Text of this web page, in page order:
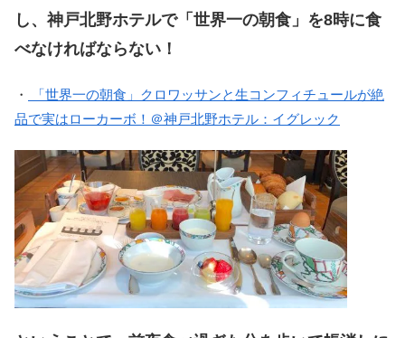
し、神戸北野ホテルで「世界一の朝食」を8時に食
べなければならない！
・
「世界一の朝食」クロワッサンと生コンフィチュールが絶
品で実はローカーボ！＠神戸北野ホテル：イグレック